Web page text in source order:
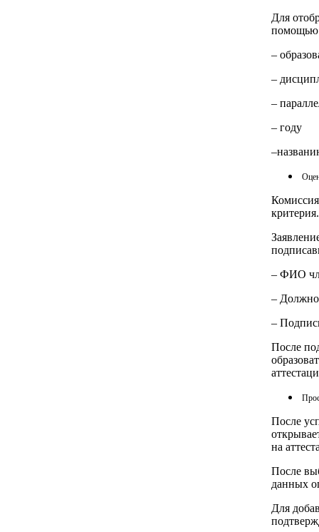
Для
помощью
–
–
–
– году
– ФИО
–
–
После
После
на
После
данных
Для